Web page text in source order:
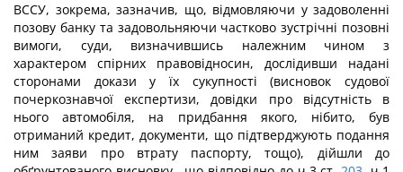
ВССУ, зокрема, зазначив, що, відмовляючи у задоволенні
позову банку та задовольняючи частково зустрічні позовні
вимоги, суди, визначившись належним чином з
характером спірних правовідносин, дослідивши надані
сторонами докази у їх сукупності (висновок судової
почеркознавчої експертизи, довідки про відсутність в
нього автомобіля, на придбання якого, нібито, був
отриманий кредит, документи, що підтверджують подання
ним заяви про втрату паспорту, тощо), дійшли до